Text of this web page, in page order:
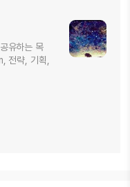
유하는 목
략, 기획,